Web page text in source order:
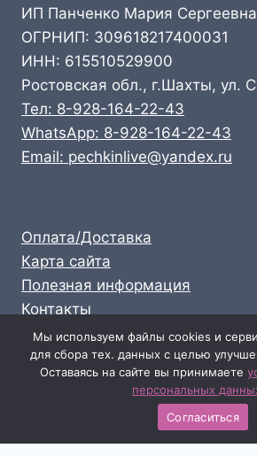
ИП Панченко Мария Сергеевна
ОГРНИП: 309618217400031
ИНН: 615510529900
Ростовская обл., г.Шахты, ул.
Тел: 8-928-164-22-43
WhatsApp: 8-928-164-22-43
Email: pechkinlive@yandex.ru
Оплата/Доставка
Карта сайта
Полезная информация
Контакты
Личный кабинет
Опт: 8-928-164-22-43
Розница: 8-989-711-58-47
Мы используем файлы cookies и
для сбора тех. данных с целью
Оставаясь на сайте вы принимаете
персональных
Согласиться